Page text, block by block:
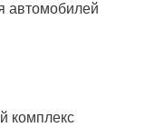
автомобилей
комплекс